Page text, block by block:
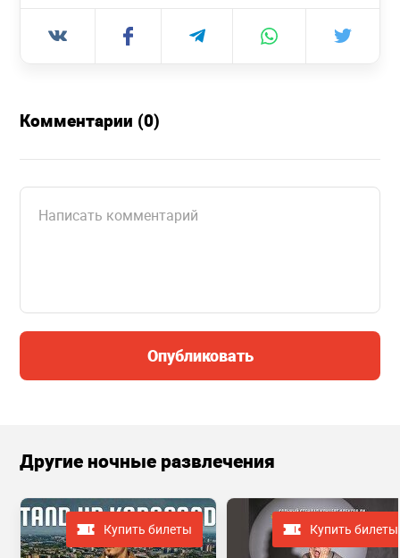
Комментарии (0)
Опубликовать
Другие ночные развлечения
Купить билеты Купить билеты